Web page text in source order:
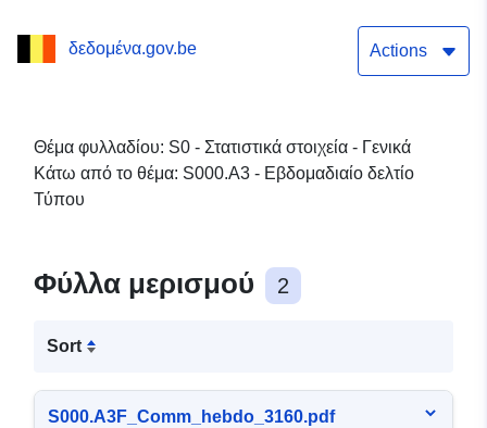
δεδομένα.gov.be Actions
Θέμα φυλλαδίου: S0 - Στατιστικά στοιχεία - Γενικά
Κάτω από το θέμα: S000.A3 - Εβδομαδιαίο δελτίο
Τύπου
Φύλλα μερισμού 2
Sort
S000.A3F_Comm_hebdo_3160.pdf